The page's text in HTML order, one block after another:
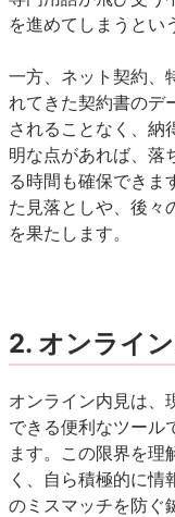
を進めてしまうとい
一方、ネット契約、
れてきた契約書のデ
されることなく、納
明な点があれば、落
る時間も確保できま
た見落としや、後々
を果たします。
2. オンライ
オンライン内見は、
できる便利なツール
ます。この限界を理
く、自ら積極的に情
のミスマッチを防ぐ